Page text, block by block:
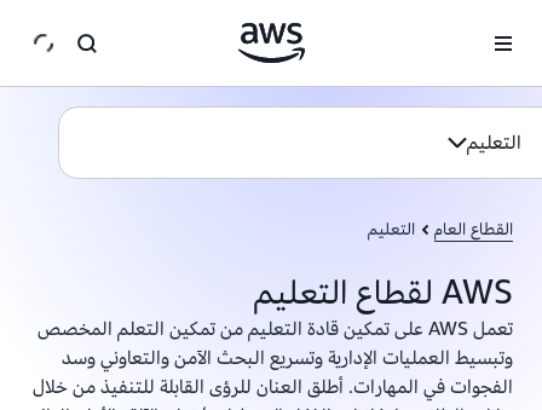
التعليم
القطاع العام التعليم
AWS لقطاع التعليم
تعمل AWS على تمكين قادة التعليم من تمكين التعلم المخصص
وتبسيط العمليات الإدارية وتسريع البحث الآمن والتعاوني وسد
الفجوات في المهارات. أطلق العنان للرؤى القابلة للتنفيذ من خلال